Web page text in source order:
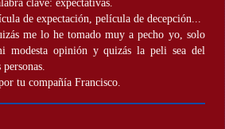
clave: expectativas.
de expectación, película de decepción...
me lo he tomado muy a pecho yo, solo
modesta opinión y quizás la peli sea del
tu compañía Francisco.